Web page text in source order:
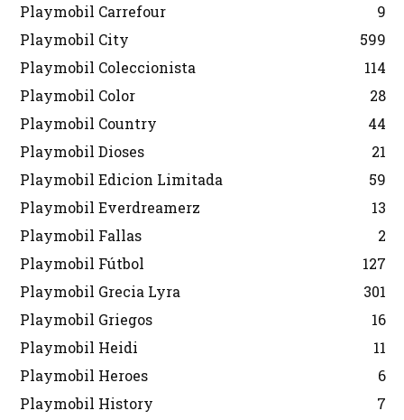
Playmobil Carrefour
9
Playmobil City
599
Playmobil Coleccionista
114
Playmobil Color
28
Playmobil Country
44
Playmobil Dioses
21
Playmobil Edicion Limitada
59
Playmobil Everdreamerz
13
Playmobil Fallas
2
Playmobil Fútbol
127
Playmobil Grecia Lyra
301
Playmobil Griegos
16
Playmobil Heidi
11
Playmobil Heroes
6
Playmobil History
7